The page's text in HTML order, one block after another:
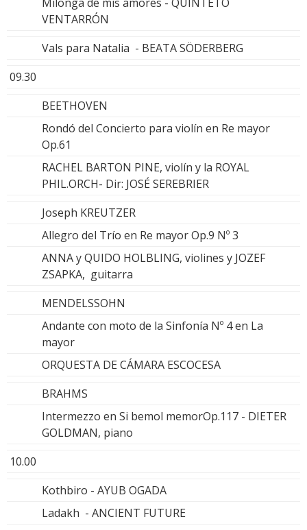
VENTARRÓN
Vals para Natalia - BEATA SÖDERBERG
09.30
BEETHOVEN
Rondó del Concierto para violín en Re mayor
Op.61
RACHEL BARTON PINE, violín y la ROYAL
PHIL.ORCH- Dir: JOSÉ SEREBRIER
Joseph KREUTZER
Allegro del Trío en Re mayor Op.9 Nº 3
ANNA y QUIDO HOLBLING, violines y JOZEF
ZSAPKA, guitarra
MENDELSSOHN
Andante con moto de la Sinfonía Nº 4 en La
mayor
ORQUESTA DE CÁMARA ESCOCESA
BRAHMS
Intermezzo en Si bemol memorOp.117 - DIETER
GOLDMAN, piano
10.00
Kothbiro - AYUB OGADA
Ladakh - ANCIENT FUTURE